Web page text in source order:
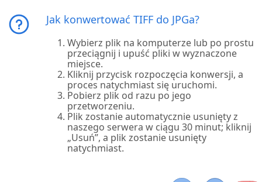
Jak konwertować TIFF do JPGa?
Wybierz plik na komputerze lub po prostu
przeciągnij i upuść pliki w wyznaczone
miejsce.
Kliknij przycisk rozpoczęcia konwersji, a
proces natychmiast się uruchomi.
Pobierz plik od razu po jego
przetworzeniu.
Plik zostanie automatycznie usunięty z
naszego serwera w ciągu 30 minut; kliknij
„Usuń”, a plik zostanie usunięty
natychmiast.